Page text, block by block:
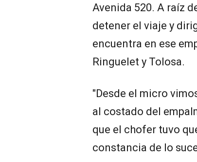
Avenida 520. A raíz
detener el viaje y
encuentra en ese
Ringuelet y Tolosa.
"Desde el micro
al costado del
que el chofer tuvo
constancia de lo